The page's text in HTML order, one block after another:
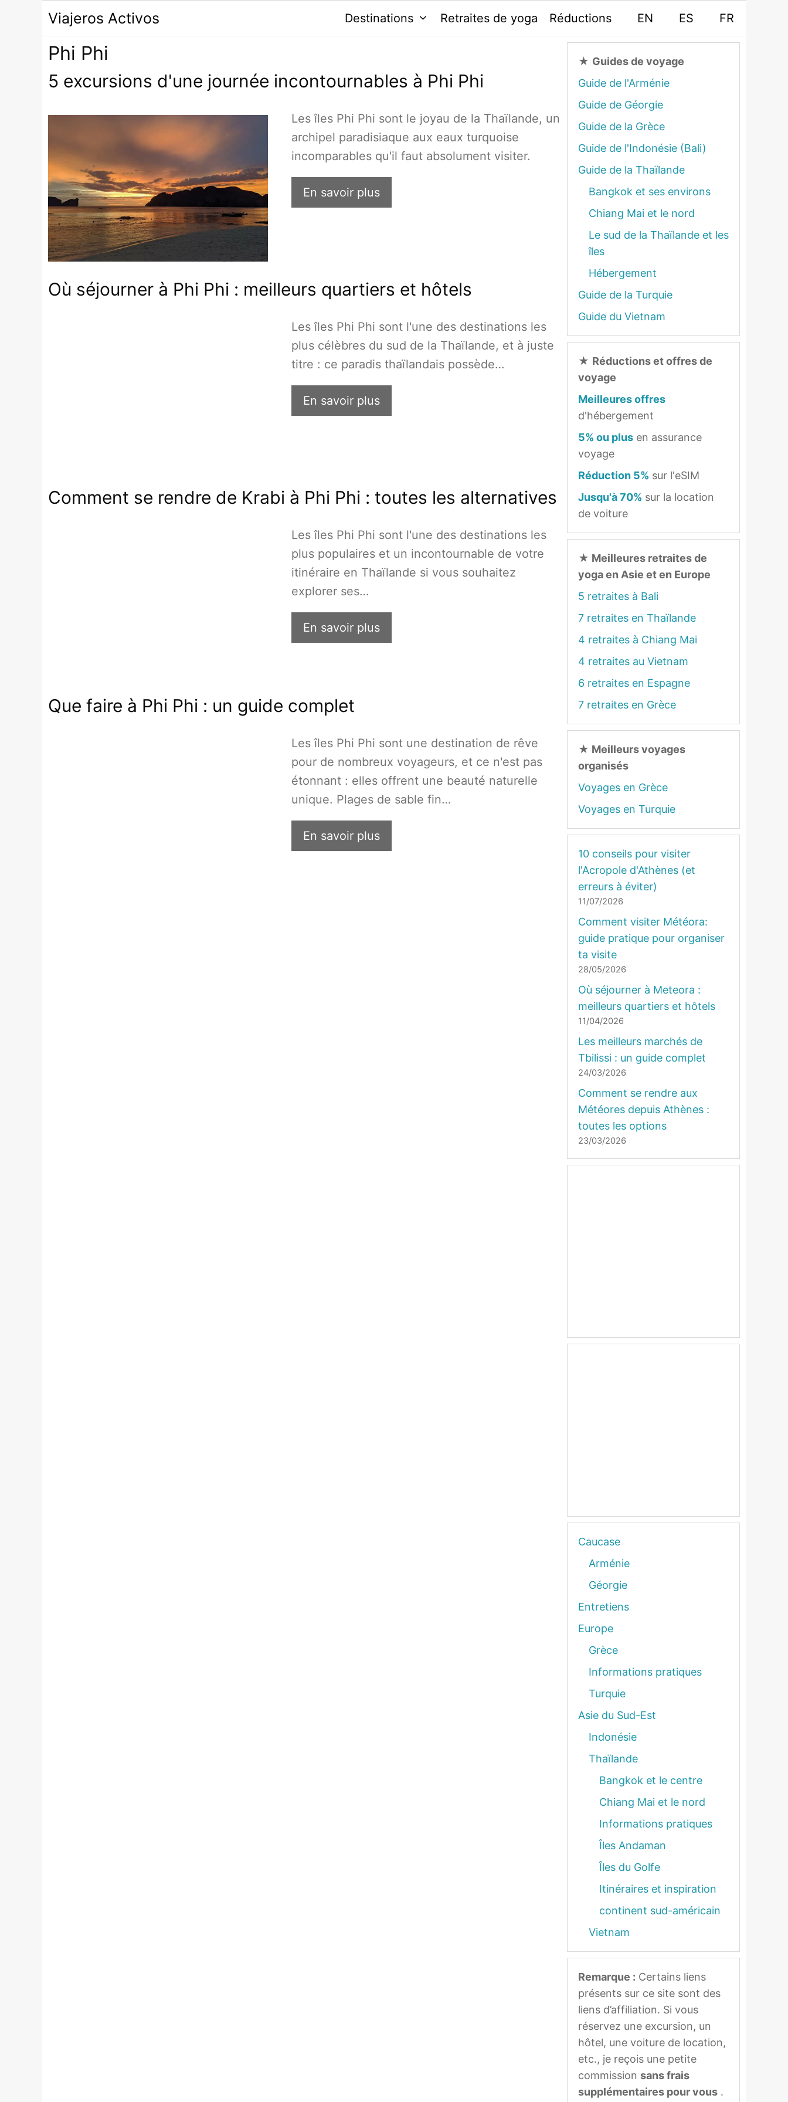
Viajeros Activos Destinations Retraites de yoga Réductions EN ES FR
Phi Phi
5 excursions d'une journée incontournables à Phi Phi
Les îles Phi Phi sont le joyau de la Thaïlande, un
archipel paradisiaque aux eaux turquoise
incomparables qu'il faut absolument visiter.
En savoir plus
Où séjourner à Phi Phi : meilleurs quartiers et hôtels
Les îles Phi Phi sont l'une des destinations les
plus célèbres du sud de la Thaïlande, et à juste
titre : ce paradis thaïlandais possède…
En savoir plus
Comment se rendre de Krabi à Phi Phi : toutes les alternatives
Les îles Phi Phi sont l'une des destinations les
plus populaires et un incontournable de votre
itinéraire en Thaïlande si vous souhaitez
explorer ses…
En savoir plus
Que faire à Phi Phi : un guide complet
Les îles Phi Phi sont une destination de rêve
pour de nombreux voyageurs, et ce n'est pas
étonnant : elles offrent une beauté naturelle
unique. Plages de sable fin…
En savoir plus
★ Guides de voyage
Guide de l'Arménie
Guide de Géorgie
Guide de la Grèce
Guide de l'Indonésie (Bali)
Guide de la Thaïlande
Bangkok et ses environs
Chiang Mai et le nord
Le sud de la Thaïlande et les
îles
Hébergement
Guide de la Turquie
Guide du Vietnam
★ Réductions et offres de
voyage
Meilleures offres
d'hébergement
5% ou plus en assurance
voyage
Réduction 5% sur l'eSIM
Jusqu'à 70% sur la location
de voiture
★ Meilleures retraites de
yoga en Asie et en Europe
5 retraites à Bali
7 retraites en Thaïlande
4 retraites à Chiang Mai
4 retraites au Vietnam
6 retraites en Espagne
7 retraites en Grèce
★ Meilleurs voyages
organisés
Voyages en Grèce
Voyages en Turquie
10 conseils pour visiter
l'Acropole d'Athènes (et
erreurs à éviter)
11/07/2026
Comment visiter Météora:
guide pratique pour organiser
ta visite
28/05/2026
Où séjourner à Meteora :
meilleurs quartiers et hôtels
11/04/2026
Les meilleurs marchés de
Tbilissi : un guide complet
24/03/2026
Comment se rendre aux
Météores depuis Athènes :
toutes les options
23/03/2026
Caucase
Arménie
Géorgie
Entretiens
Europe
Grèce
Informations pratiques
Turquie
Asie du Sud-Est
Indonésie
Thaïlande
Bangkok et le centre
Chiang Mai et le nord
Informations pratiques
Îles Andaman
Îles du Golfe
Itinéraires et inspiration
continent sud-américain
Vietnam
Remarque : Certains liens
présents sur ce site sont des
liens d’affiliation. Si vous
réservez une excursion, un
hôtel, une voiture de location,
etc., je reçois une petite
commission sans frais
supplémentaires pour vous .